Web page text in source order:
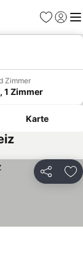
Favoriten
Zimmer
1 Zimmer
Karte
Teilen